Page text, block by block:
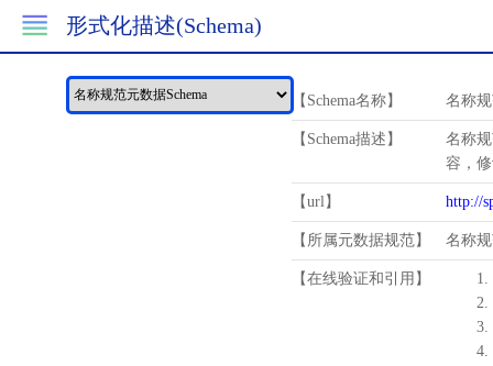
形式化描述(Schema)
【Schema名称】 名称规
【Schema描述】
名称
容，
【url】 http://
【所属元数据规范】 名称
【在线验证和引用】
1.
2.
3.
4.